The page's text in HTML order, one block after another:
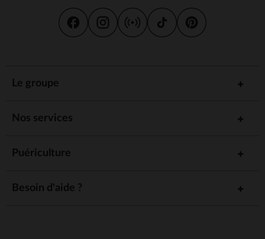
Le groupe
Nos services
Puériculture
Besoin d'aide ?